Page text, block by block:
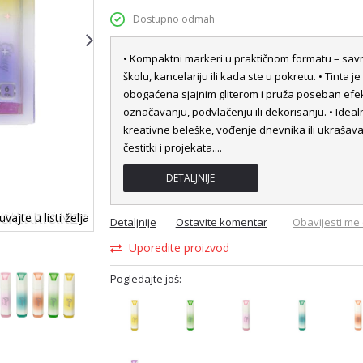
u listi želja
Dostupno odmah
• Kompaktni markeri u praktičnom formatu –
školu, kancelariju ili kada ste u pokretu. • Tinta je
obogaćena sjajnim gliterom i pruža poseban
označavanju, podvlačenju ili dekorisanju. •
kreativne beleške, vođenje dnevnika ili
čestitki i projekata....
DETALJNIJE
Detaljnije Ostavite komentar
Uporedite proizvod
Obavijesti
Pogledajte još: